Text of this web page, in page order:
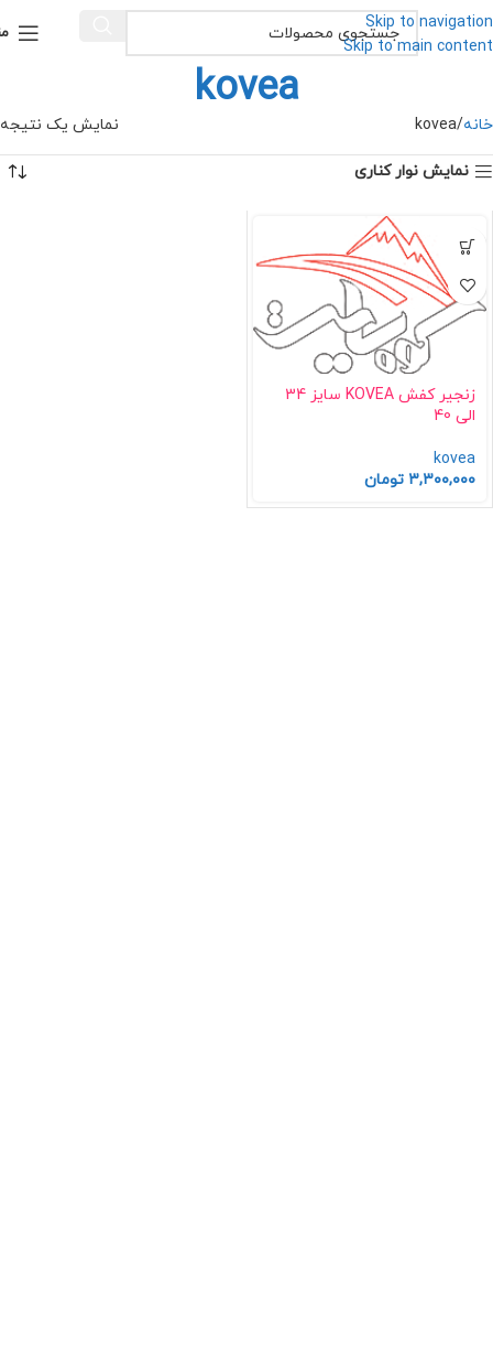
Skip to navigation
Skip to main content
kovea
خانه kovea نمایش یک نتیجه
نمایش نوار کناری
زنجیر کفش KOVEA سایز 34
الی 40
kovea
۳,۳۰۰,۰۰۰ تومان